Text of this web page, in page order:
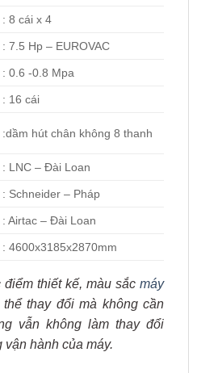
: 8 cái x 4
: 7.5 Hp – EUROVAC
: 0.6 -0.8 Mpa
: 16 cái
:dầm hút chân không 8 thanh
: LNC – Đài Loan
: Schneider – Pháp
: Airtac – Đài Loan
: 4600x3185x2870mm
điểm thiết kế, màu sắcmáy
thể thay đổi mà không cần
vẫn không làm thay đổi
hành của máy.